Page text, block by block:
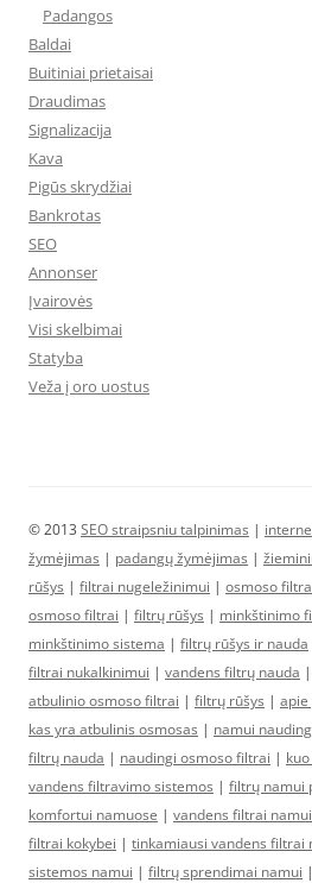
Padangos
Baldai
Buitiniai prietaisai
Draudimas
Signalizacija
Kava
Pigūs skrydžiai
Bankrotas
SEO
Annonser
Įvairovės
Visi skelbimai
Statyba
Veža į oro uostus
© 2013 SEO straipsniu talpinimas |
žymėjimas | padangų žymėjimas |
rūšys | filtrai nugeležinimui | osmoso
osmoso filtrai | filtrų rūšys | minkštinimo
minkštinimo sistema | filtrų rūšys ir nauda
filtrai nukalkinimui | vandens filtrų nauda |
atbulinio osmoso filtrai | filtrų rūšys | apie
kas yra atbulinis osmosas | namui
filtrų nauda | naudingi osmoso filtrai |
vandens filtravimo sistemos | filtrų namui
komfortui namuose | vandens filtrai namui
filtrai kokybei | tinkamiausi vandens filtrai
sistemos namui | filtrų sprendimai namui |